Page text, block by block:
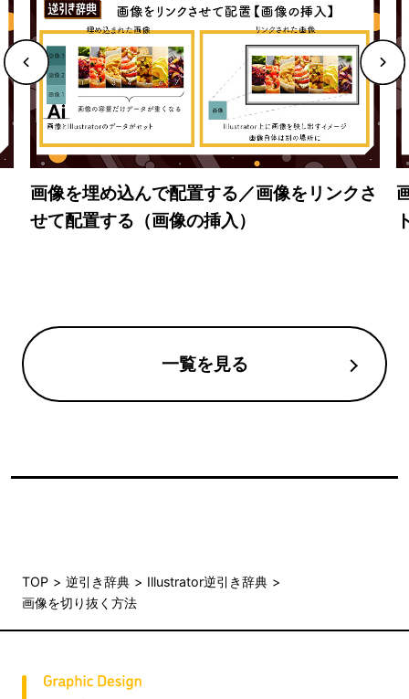
画像を埋め込んで配置する／画像をリンクさ
せて配置する（画像の挿入）
一覧を見る
TOP 逆引き辞典
Illustrator逆引き辞典
画像を切り抜く方法